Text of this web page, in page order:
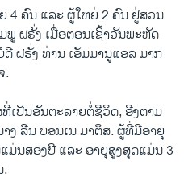
4 ຄົນ ແລະ ຜູ້​ໃຫຍ່ 2 ຄົນ ​ຢູ່​ສວນ​
ຝ​ຣັ່ງ ເມື່ອ​ຕອນ​ເຊົ້າ​ວັນ​ພະ​ຫັດ​
ຝ​ຣັ່ງ ທ່ານ ເອັມ​ມາ​ນູ​ແອ​ລ ມາກ​
.
ເປັນ​ອັນ​ຕະ​ລາຍ​ຕໍ່​ຊີ​ວິດ, ອີງ​ຕາມ​
ງ ລີນ ບອນ​ເນ ມາ​ຕິ​ສ. ຜູ້​ທີ່​ມີ​ອາ​ຍຸ​
ມ່ນ​ສອງ​ປີ ແລະ ອາ​ຍຸ​ສູງ​ສຸດ​ແມ່ນ 3